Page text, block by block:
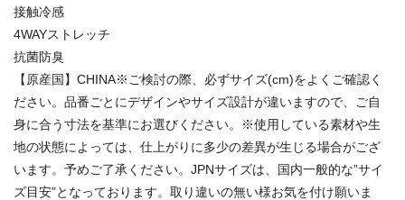
接触冷感
4WAYストレッチ
抗菌防臭
【原産国】CHINA※ご検討の際、必ずサイズ(cm)をよくご確認く
ださい。品番ごとにデザインやサイズ設計が違いますので、ご自
身に合う寸法を基準にお選びください。※使用している素材や生
地の状態によっては、仕上がりに多少の差異が生じる場合がござ
います。予めご了承ください。JPNサイズは、国内一般的な”サイ
ズ目安”となっております。取り違いの無い様お気を付け願いま